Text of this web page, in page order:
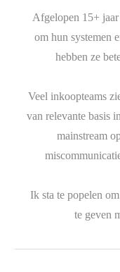
Afgelopen 15+
om hun systemen
hebben ze
Veel inkoopteams
van relevante basis
mainstream
Ik sta te popelen
te geven